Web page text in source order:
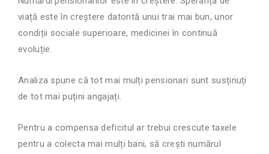
viață este în creștere datorită unui trai mai bun, unor
condiții sociale superioare, medicinei în continuă
evoluție.
Analiza spune că tot mai mulți pensionari sunt susținuți
de tot mai puțini angajați.
Pentru a compensa deficitul ar trebui crescute taxele
pentru a colecta mai mulți bani, să crești numărul